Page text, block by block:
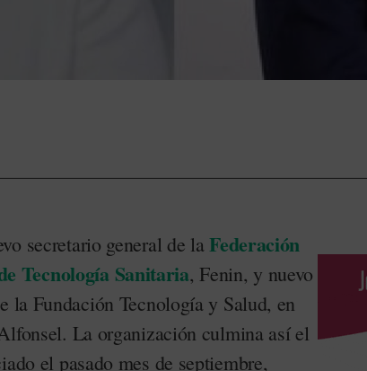
secretario general de laFederación
Tecnología Sanitaria, Fenin, y nuevo
la Fundación Tecnología y Salud, en
La organización culmina así el
el pasado mes de septiembre,